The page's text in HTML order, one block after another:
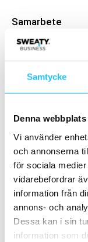
Samtycke
Denna
Vi använder
och annonserna
för sociala
vidarebefordrar
information från
annons- och
Dessa kan i sin
information som
Samarbete
MEST POPULÄRA